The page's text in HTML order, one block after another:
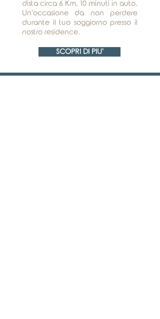
dista circa 6 Km, 10 minuti in auto.
Un'occasione da non perdere
durante il tuo soggiorno presso il
nostro residence.
SCOPRI DI PIU'